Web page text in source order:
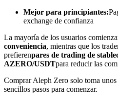
Análisis de big data que
Mejor para principiantes:
exchange de confianza
La mayoría de los usuarios
conveniencia, mientras que los
prefierenpares de trading de
AZERO/USDTpara reducir las
Comprar Aleph Zero solo toma
sencillos pasos para comenzar.